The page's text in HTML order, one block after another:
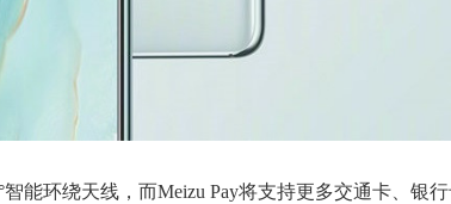
智能环绕天线，而Meizu Pay将支持更多交通卡、银